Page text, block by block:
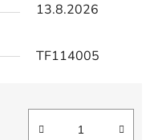
13.8.2026
TF114005